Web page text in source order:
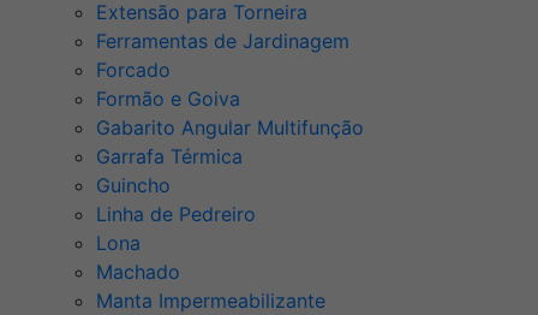
Extensão para Torneira
Ferramentas de Jardinagem
Forcado
Formão e Goiva
Gabarito Angular Multifunção
Garrafa Térmica
Guincho
Linha de Pedreiro
Lona
Machado
Manta Impermeabilizante